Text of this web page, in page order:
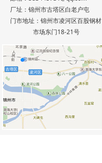
厂址：锦州市古塔区白老户屯
门市地址：锦州市凌河区百股钢材
市场东门18-21号